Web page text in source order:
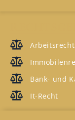
Arbeitsrecht
Bank- und
It-Recht